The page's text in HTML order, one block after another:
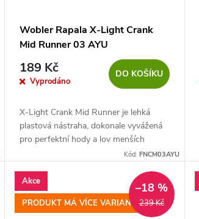
Wobler Rapala X-Light Crank
Mid Runner 03 AYU
189 Kč
Vyprodáno
DO KOŠÍKU
X-Light Crank Mid Runner je lehká
plastová nástraha, dokonale vyvážená
pro perfektní hody a lov menších
Kód: FNCM03AYU
Akce
PRODUKT MÁ VÍCE VARIANT
239 Kč
–18 %